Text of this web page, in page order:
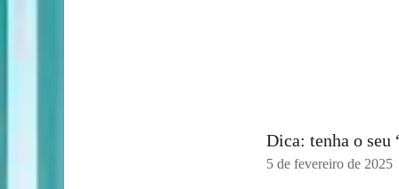
Dica: tenha o seu
5 de fevereiro de 2025